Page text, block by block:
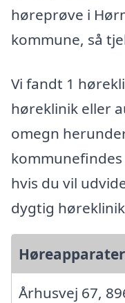
høreprøve i
kommune, så
Vi fandt 1
høreklinik eller
omegn
hvis du vil
dygtig
Århusvej 67,